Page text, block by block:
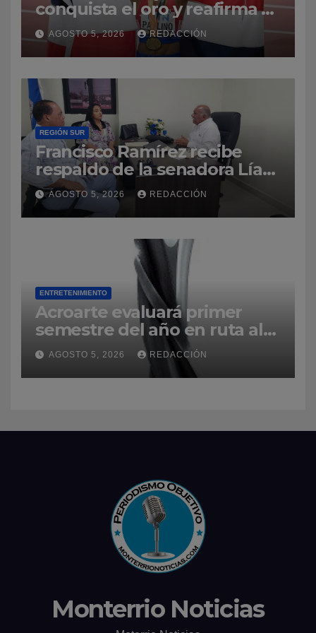
conquista el oro y reafirma su
dominio en el atletismo
AGOSTO 5, 2026 REDACCIÓN
REGIÓN SUR
Francisco Ramírez recibe
respaldo de la senadora Lía
Díaz para fortalecer la UASD-
Azua
AGOSTO 5, 2026 REDACCIÓN
ENTRETENIMIENTO
Acroarte evaluará primer
semestre del año en ruta al
Premios Soberano 2027
AGOSTO 5, 2026 REDACCIÓN
Monterrio Noticias